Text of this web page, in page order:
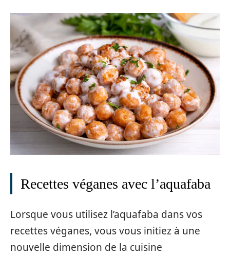
Recettes véganes avec l’aquafaba
Lorsque vous utilisez l’aquafaba dans vos
recettes véganes, vous vous initiez à une
nouvelle dimension de la cuisine